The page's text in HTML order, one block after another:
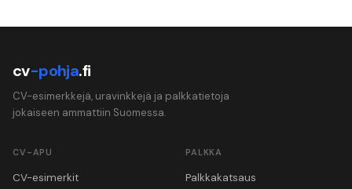
cv-pohja.fi
CV-esimerkkejä, uravinkkejä ja palkkatietoja
jokaiseen ammattiin Suomessa.
CV-APU
CV-esimerkit
PALKKA
Palkkakatsaus